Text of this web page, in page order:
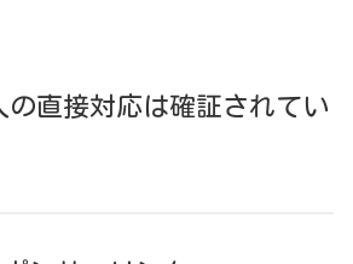
直接対応は確証されてい